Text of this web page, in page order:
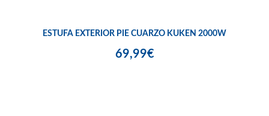
ESTUFA EXTERIOR PIE CUARZO KUKEN 2000W
69,99€